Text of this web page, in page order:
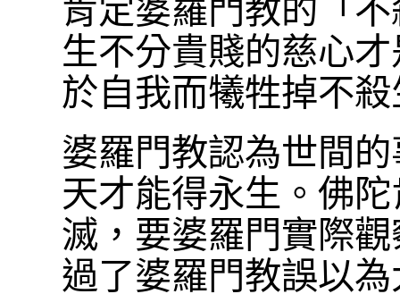
肯定婆羅門教的「
生不分貴賤的慈心
於自我而犧牲掉不
婆羅門教認為世間
天才能得永生。佛
滅，要婆羅門實際
過了婆羅門教誤以